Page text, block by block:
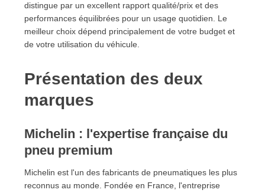
11.5. Michelin produit-il des pneus SUV ?
11.6. Firestone propose-t-il des pneus 4 saisons ?
11.7. Quelle marque offre la meilleure longévité ?
11.10. Quelle marque choisir pour rouler beaucoup
12. Verdict : Firestone ou Michelin ?
distingue par un excellent rapport qualité/prix et des
performances équilibrées pour un usage quotidien. Le
meilleur choix dépend principalement de votre budget et
de votre utilisation du véhicule.
Présentation des deux
marques
Michelin : l'expertise française du
pneu premium
Michelin est l'un des fabricants de pneumatiques les plus
reconnus au monde. Fondée en France, l'entreprise